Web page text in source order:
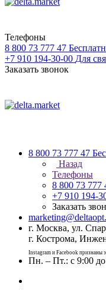
Телефоны
8 800 73 777 47
+7 910 194-30-00 Для
Заказать звонок
8 800 73 777 47
Назад
Телефоны
8 800 73 777
+7 910 194-
Заказать
г. Москва, ул.
г. Кострома,
Instagram и Facebook признаны
Пн. – Пт.: с 9:00